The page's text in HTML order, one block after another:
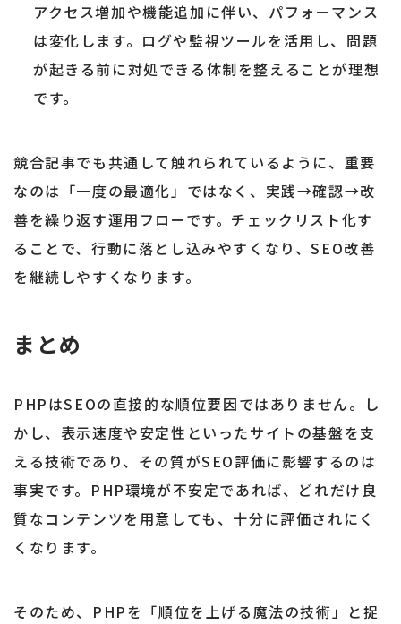
アクセス増加や機能追加に伴い、パフォーマンス
は変化します。ログや監視ツールを活用し、問題
が起きる前に対処できる体制を整えることが理想
です。
競合記事でも共通して触れられているように、重要
なのは「一度の最適化」ではなく、実践→確認→改
善を繰り返す運用フローです。チェックリスト化す
ることで、行動に落とし込みやすくなり、SEO改善
を継続しやすくなります。
まとめ
PHPはSEOの直接的な順位要因ではありません。し
かし、表示速度や安定性といったサイトの基盤を支
える技術であり、その質がSEO評価に影響するのは
事実です。PHP環境が不安定であれば、どれだけ良
質なコンテンツを用意しても、十分に評価されにく
くなります。
そのため、PHPを「順位を上げる魔法の技術」と捉